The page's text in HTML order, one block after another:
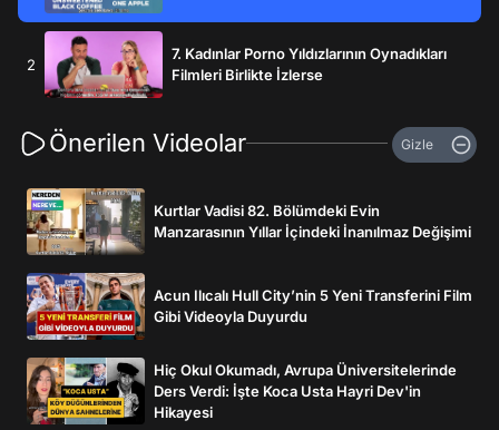
2
7. Kadınlar Porno Yıldızlarının Oynadıkları
Filmleri Birlikte İzlerse
Önerilen Videolar Gizle
Kurtlar Vadisi 82. Bölümdeki Evin
Manzarasının Yıllar İçindeki İnanılmaz Değişimi
Acun Ilıcalı Hull City’nin 5 Yeni Transferini Film
Gibi Videoyla Duyurdu
Hiç Okul Okumadı, Avrupa Üniversitelerinde
Ders Verdi: İşte Koca Usta Hayri Dev'in
Hikayesi